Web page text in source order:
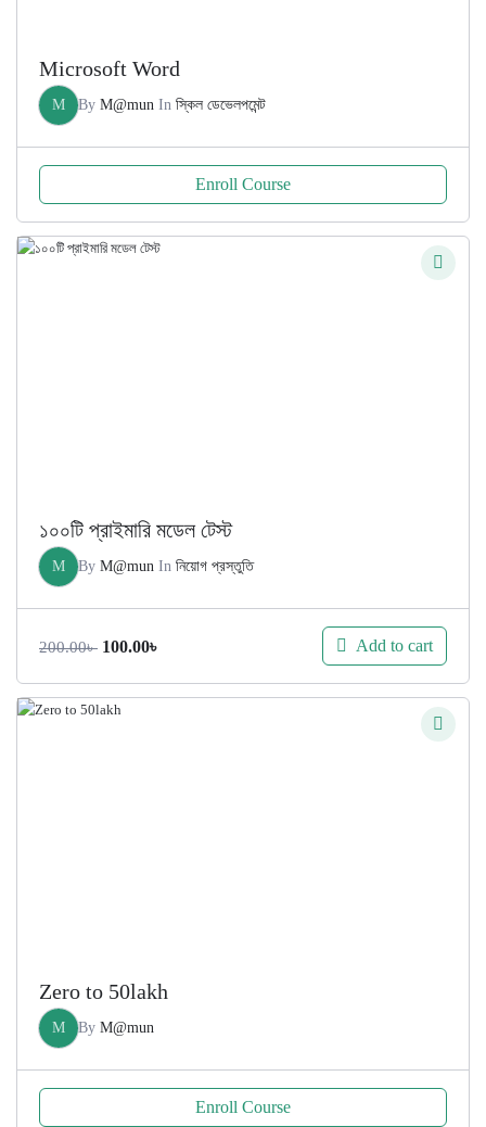
Microsoft Word
M By M@mun In স্কিল ডেভেলপমেন্ট
Enroll Course
১০০টি প্রাইমারি মডেল টেস্ট
M By M@mun In নিয়োগ প্রস্তুতি
200.00৳ Original
was:
100.00৳
is:
Add to cart
Zero to 50lakh
M By M@mun
Enroll Course